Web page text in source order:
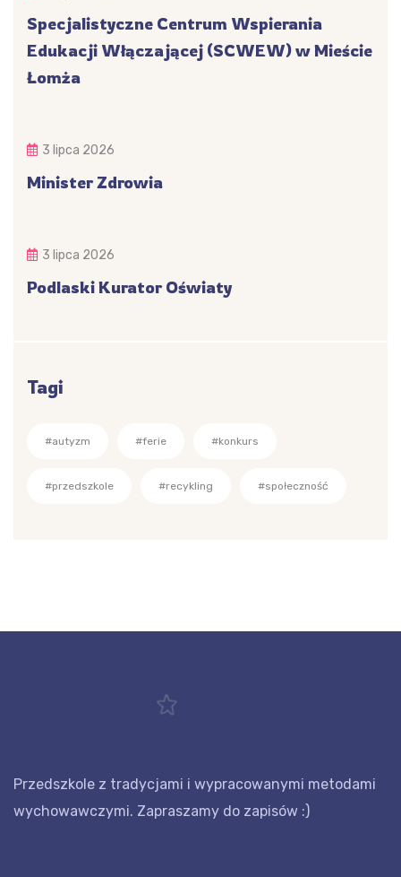
Specjalistyczne Centrum Wspierania
Edukacji Włączającej (SCWEW) w Mieście
Łomża
3 lipca 2026
Minister Zdrowia
3 lipca 2026
Podlaski Kurator Oświaty
Tagi
#autyzm #ferie #konkurs
#przedszkole #recykling #społeczność
Przedszkole z tradycjami i wypracowanymi metodami
wychowawczymi. Zapraszamy do zapisów :)